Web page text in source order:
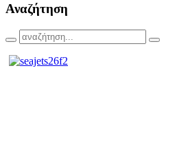
Αναζήτηση